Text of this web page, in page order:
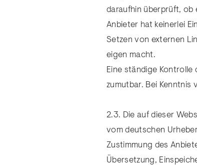
daraufhin überprüft, ob
Anbieter hat keinerlei
Setzen von externen
eigen macht.
Eine ständige
zumutbar. Bei
2.3. Die auf dieser
vom deutschen
Zustimmung des
Übersetzung,